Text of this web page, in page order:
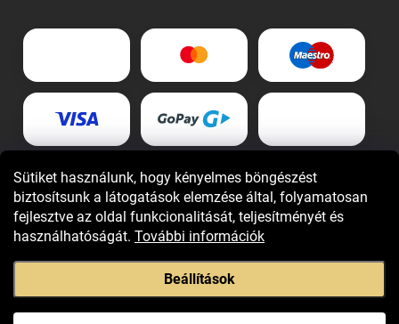
Sütiket használunk, hogy kényelmes böngészést
biztosítsunk a látogatások elemzése által, folyamatosan
fejlesztve az oldal funkcionalitását, teljesítményét és
használhatóságát. További információk
Beállítások